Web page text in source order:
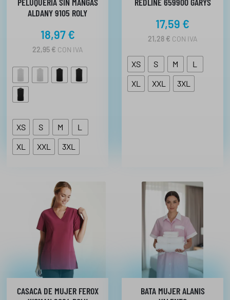
ALDANY 9105 ROLY
18,97€
22,95 € CON IVA
XS S M
L
XL
XXL 3XL
17,59 €
21,28 € CON IVA
XS S M
L
XL
XXL 3XL
CASACA DE MUJER FEROX
BATA MUJER ALANIS